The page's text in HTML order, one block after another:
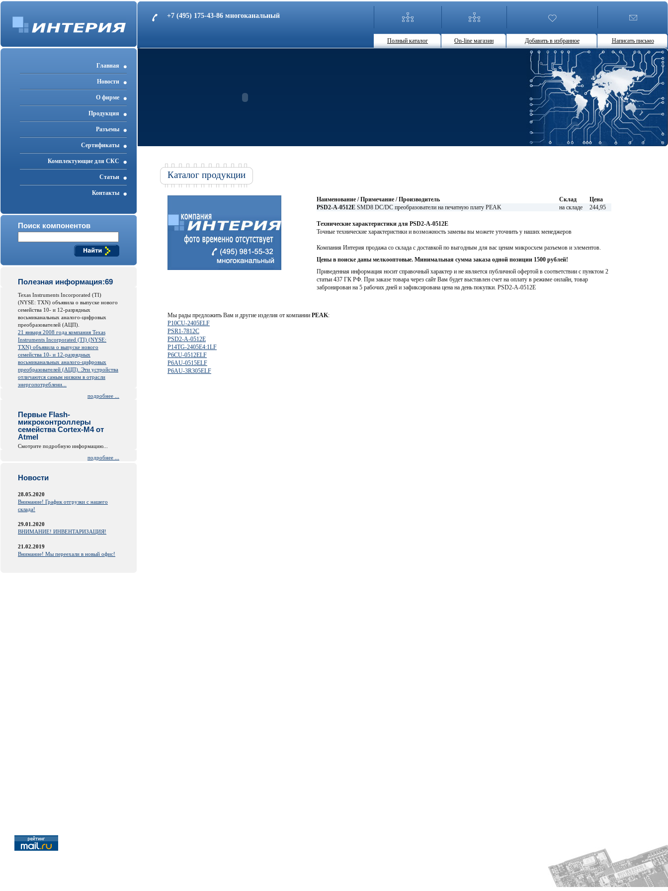
+7 (495) 175-43-86 многоканальный
Полный каталог On-line магазин Добавить в избранное Написать письмо
Главная
Новости
О фирме
Продукция
Разъемы
Cертификаты
Комплектующие для СКС
Статьи
Контакты
Поиск компонентов
Полезная информация:69
Texas Instruments Incorporated (TI)
(NYSE: TXN) объявила о выпуске нового
семейства 10- и 12-разрядных
восьмиканальных аналого-цифровых
преобразователей (АЦП).
21 января 2008 года компания Texas
Instruments Incorporated (TI) (NYSE:
TXN) объявила о выпуске нового
семейства 10- и 12-разрядных
восьмиканальных аналого-цифровых
преобразователей (АЦП). Эти устройства
отличаются самым низким в отрасли
энергопотреблени...
подробнее ...
Первые Flash-
микроконтроллеры
семейства Cortex-M4 от
Atmel
Смотрите подробную информацию...
подробнее ...
Новости
28.05.2020
Внимание! График отгрузки с нашего
склада!
29.01.2020
ВНИМАНИЕ! ИНВЕНТАРИЗАЦИЯ!
21.02.2019
Внимание! Мы переехали в новый офис!
Каталог продукции
Наименование / Примечание / Производитель Склад
Цена
PSD2-A-0512E SMD8 DC/DC преобразователи на печатную плату PEAK на складе 244,95
Технические характеристики для PSD2-A-0512E
Точные технические характеристики и возможность замены вы можете уточнить у наших менеджеров
Компания Интерия продажа со склада с доставкой по выгодным для вас ценам микросхем разъемов и элементов.
Цены в поиске даны мелкооптовые. Минимальная сумма заказа одной позиции 1500 рублей!
Приведенная информация носит справочный характер и не является публичной офертой в соответствии с пунктом 2
статьи 437 ГК РФ. При заказе товара через сайт Вам будет выставлен счет на оплату в режиме онлайн, товар
забронирован на 5 рабочих дней и зафиксирована цена на день покупки. PSD2-A-0512E
Мы рады предложить Вам и другие изделия от компании PEAK:
P10CU-2405ELF
PSR1-7812C
PSD2-A-0512E
P14TG-2405E4:1LF
P6CU-0512ELF
P6AU-0515ELF
P6AU-3R305ELF